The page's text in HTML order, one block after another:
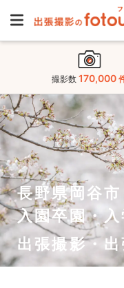
撮影数 170,000
長野県岡谷市
入園卒園・
出張撮影・